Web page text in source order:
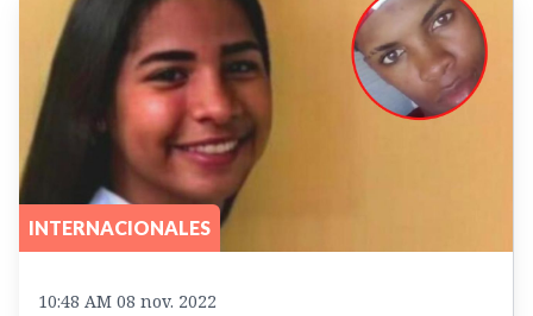
INTERNACIONALES
10:48 AM 08 nov. 2022